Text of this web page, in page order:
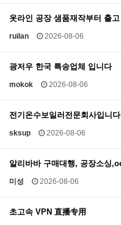
옷라인 공장 샘품재작부터 출고
ruilan 2026-08-06
광저우 한국 특송업체 입니다
mokok 2026-08-06
전기온수보일러전문회사입니다
sksup 2026-08-06
알리바바 구매대행, 공장소싱
미성 2026-08-06
초고속 VPN 直播专用